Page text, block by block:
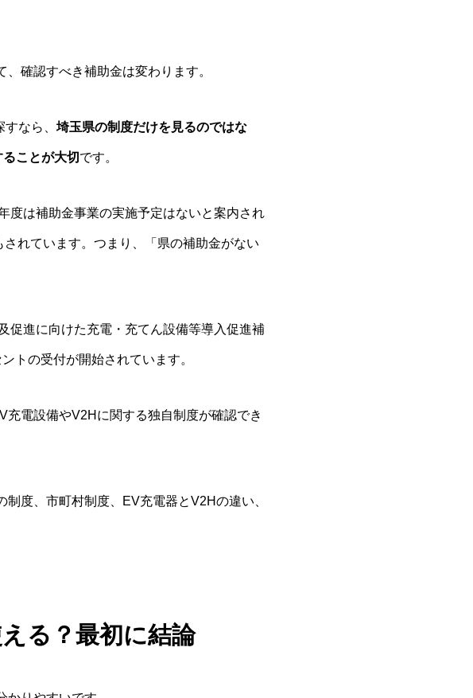
確認すべき補助金は変わります。
なら、 埼玉県の制度だけを見るのではな
ことが大切です。
度は補助金事業の実施予定はないと案内され
れています。つまり、「県の補助金がない
促進に向けた充電・充てん設備等導入促進補
トの受付が開始されています。
電設備やV2Hに関する独自制度が確認でき
度、市町村制度、EV充電器とV2Hの違い、
る？最初に結論